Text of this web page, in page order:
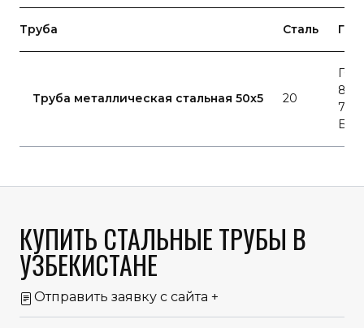
Труба Сталь
Труба металлическая стальная 50x5 20
78 ,
КУПИТЬ СТАЛЬНЫЕ ТРУБЫ В
УЗБЕКИСТАНЕ
Отправить заявку с сайта +